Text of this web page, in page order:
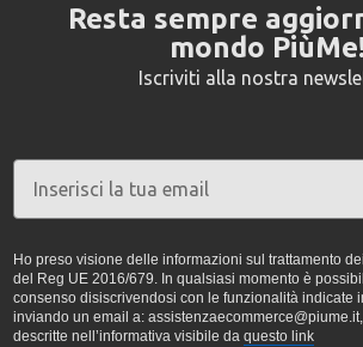
Resta sempre
mondo PiùMe!
Iscriviti alla nostra
Ho preso visione delle informazioni sul trattamento
del Reg UE 2016/679. In qualsiasi momento è
consenso disiscrivendosi con le funzionalità indicate
inviando un email a:
descritte nell’informativa visibile da questo link